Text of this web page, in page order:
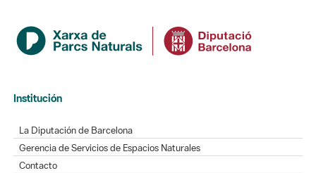
Institución
La Diputación de Barcelona
Gerencia de Servicios de Espacios Naturales
Contacto